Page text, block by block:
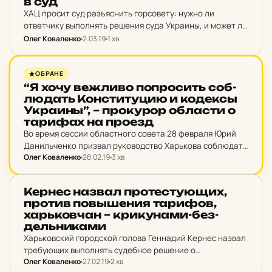
ХАЦ просит суд разъяснить горсовету: нужно ли
ответчику выполнять решения суда Украины, и может ли
он вносить изменения в нормативный акт, действие
Олег Коваленко2.03.191 хв
НОВИНИ ХАРКОВА
ОБРАНЕ
“Я хочу веж­ли­во поп­ро­сить соб­
лю­дать Кон­сти­ту­цию и ко­дексы
Ук­ра­ины”, – про­ку­рор об­лас­ти о
та­ри­фах на проезд
Во время сессии областного совета 28 февраля Юрий
Данильченко призвал руководство Харькова соблюдать
Конституцию Украины и выполнять судебные решения.
Олег Коваленко28.02.193 хв
НОВИНИ ХАРКОВА
Кернес назвал про­тес­ту­ю­щих,
против пов­ыше­ния та­ри­фов,
харь­ков­чан – кри­ку­на­ми-без­
дель­ни­ка­ми
Харьковский городской голова Геннадий Кернес назвал
требующих выполнять судебное решение о
приостановлении тарифов на проезд в
Олег Коваленко27.02.192 хв